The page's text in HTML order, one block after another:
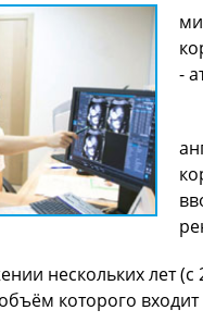
-
нескольких лет (с
которого